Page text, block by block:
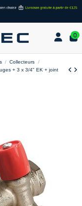
0
Collecteurs
+ 3 x 3/4" EK + joint